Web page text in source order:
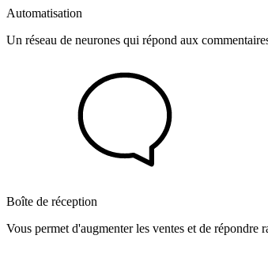
Automatisation
Un réseau de neurones qui répond aux
Boîte de réception
Vous permet d'augmenter les ventes et de répondre